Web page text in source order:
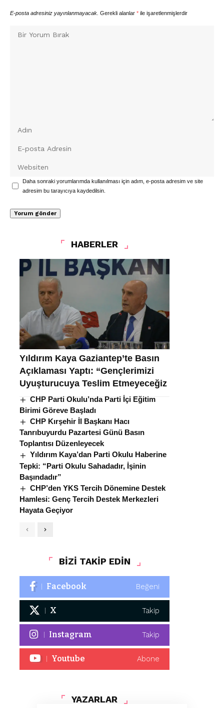
E-posta adresiniz yayınlanmayacak. Gerekli alanlar * ile işaretlenmişlerdir
Daha sonraki yorumlarımda kullanılması için adım, e-posta adresim ve site
adresim bu tarayıcıya kaydedilsin.
HABERLER
Yıldırım Kaya Gaziantep’te Basın
Açıklaması Yaptı: “Gençlerimizi
Uyuşturucuya Teslim Etmeyeceğiz
CHP Parti Okulu’nda Parti İçi Eğitim
Birimi Göreve Başladı
CHP Kırşehir İl Başkanı Hacı
Tanrıbuyurdu Pazartesi Günü Basın
Toplantısı Düzenleyecek
Yıldırım Kaya’dan Parti Okulu Haberine
Tepki: “Parti Okulu Sahadadır, İşinin
Başındadır”
CHP’den YKS Tercih Dönemine Destek
Hamlesi: Genç Tercih Destek Merkezleri
Hayata Geçiyor
BİZİ TAKİP EDİN
Facebook Beğeni
X Takip
Instagram Takip
Youtube Abone
YAZARLAR